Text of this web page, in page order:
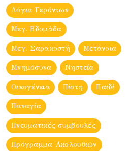
Λόγια Γερόντων
Μεγ. Βδομἀδα
Μεγ. Σαρακοστή Μετάνοια
Μνημόσυνα Νηστεία
Οικογένεια Πίστη Παιδί
Παναγία
Πνευματικές συμβουλές
Πρόγραμμα Ακολουθιών